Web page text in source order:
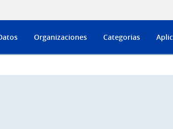
Organizaciones Categorias